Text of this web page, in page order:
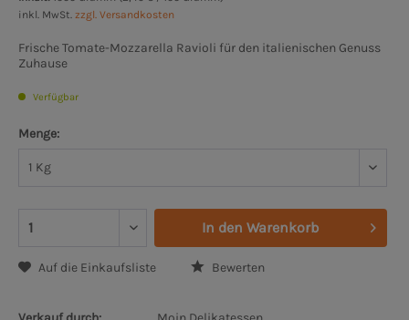
inkl. MwSt. zzgl. Versandkosten
Frische Tomate-Mozzarella Ravioli für den italienischen Genuss
Zuhause
Verfügbar
Menge:
In den Warenkorb
Auf die Einkaufsliste Bewerten